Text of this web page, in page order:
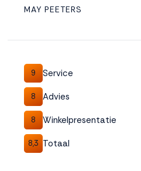
MAY PEETERS
9 Service
8 Advies
8 Winkelpresentatie
8,3 Totaal